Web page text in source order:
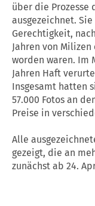
über die Prozesse
ausgezeichnet.
Gerechtigkeit,
Jahren von
worden waren. Im
Jahren Haft
Insgesamt hatten
57.000 Fotos an
Preise in
Alle
gezeigt, die an
zunächst ab 24.